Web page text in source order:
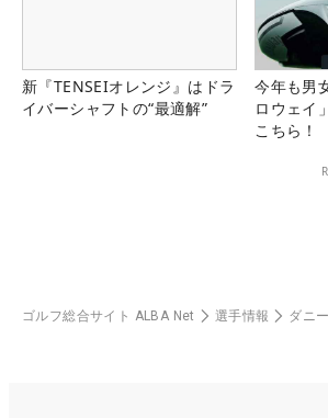
新『TENSEIオレンジ』はドラ
イバーシャフトの“最適解”
今年も男
ロウェイ
こちら！
ゴルフ総合サイト ALBA Net 選手情報 ダニ